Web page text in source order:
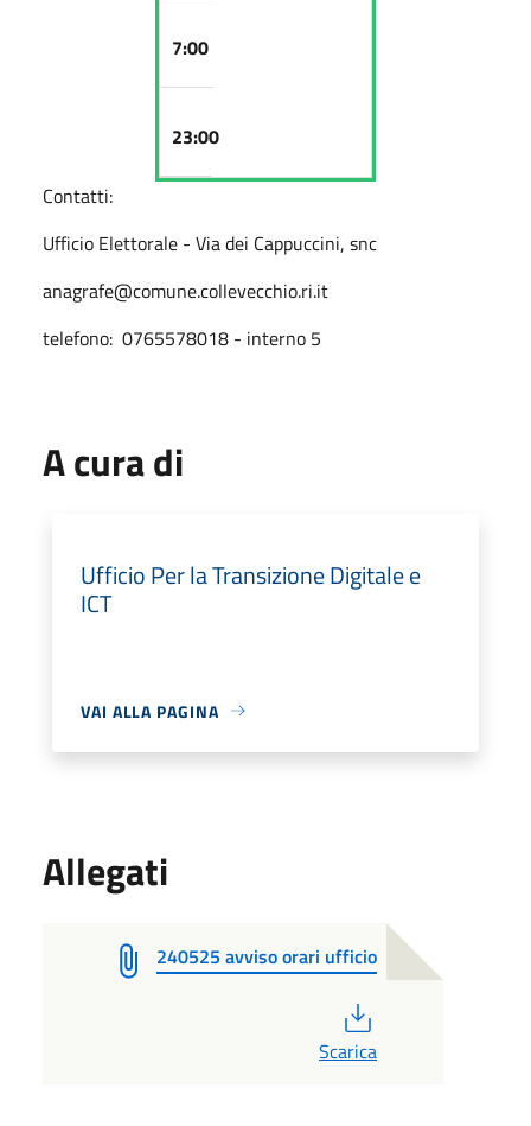
7:00
23:00
Contatti:
Ufficio Elettorale - Via dei Cappuccini, snc
anagrafe@comune.collevecchio.ri.it
telefono: 0765578018 - interno 5
A cura di
Ufficio Per la Transizione Digitale e
ICT
VAI ALLA PAGINA
Allegati
240525 avviso orari ufficio
Scarica